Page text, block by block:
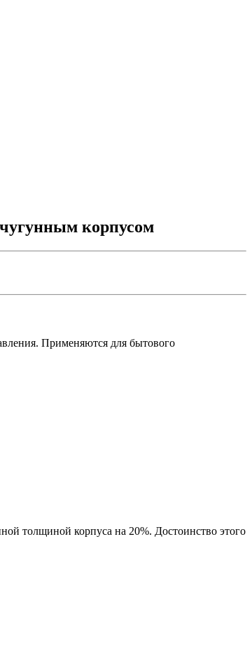
корпусом
Применяются для бытового
толщиной корпуса на 20%. Достоинство этого